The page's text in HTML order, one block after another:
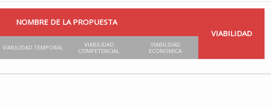
NOMBRE DE LA PROPUESTA
VIABILIDAD
VIABILIDAD TEMPORAL
VIABILIDAD
COMPETENCIAL
VIABILIDAD
ECONOMICA